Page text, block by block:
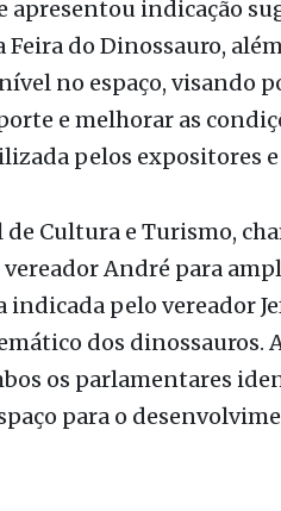
oferecidas
apresentou indicação
do Dinossauro,
no espaço, visando
pelos expositores
Cultura e Turismo,
André para
indicada pelo vereador
dos dinossauros.
os parlamentares